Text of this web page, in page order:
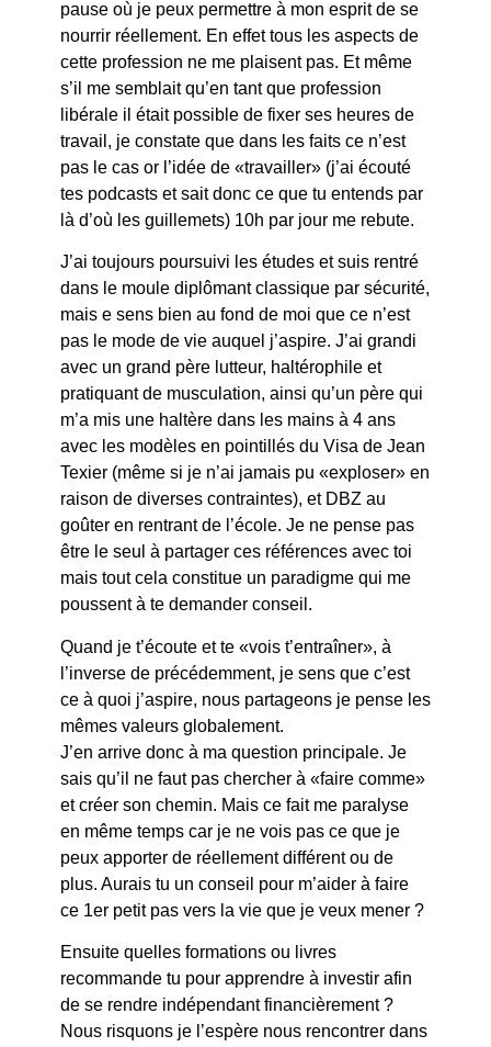
pause où je peux permettre à mon esprit de se
nourrir réellement. En effet tous les aspects de
cette profession ne me plaisent pas. Et même
s’il me semblait qu’en tant que profession
libérale il était possible de fixer ses heures de
travail, je constate que dans les faits ce n’est
pas le cas or l’idée de «travailler» (j’ai écouté
tes podcasts et sait donc ce que tu entends par
là d’où les guillemets) 10h par jour me rebute.
J’ai toujours poursuivi les études et suis rentré
dans le moule diplômant classique par sécurité,
mais e sens bien au fond de moi que ce n’est
pas le mode de vie auquel j’aspire. J’ai grandi
avec un grand père lutteur, haltérophile et
pratiquant de musculation, ainsi qu’un père qui
m’a mis une haltère dans les mains à 4 ans
avec les modèles en pointillés du Visa de Jean
Texier (même si je n’ai jamais pu «exploser» en
raison de diverses contraintes), et DBZ au
goûter en rentrant de l’école. Je ne pense pas
être le seul à partager ces références avec toi
mais tout cela constitue un paradigme qui me
poussent à te demander conseil.
Quand je t’écoute et te «vois t’entraîner», à
l’inverse de précédemment, je sens que c’est
ce à quoi j’aspire, nous partageons je pense les
mêmes valeurs globalement.
J’en arrive donc à ma question principale. Je
sais qu’il ne faut pas chercher à «faire comme»
et créer son chemin. Mais ce fait me paralyse
en même temps car je ne vois pas ce que je
peux apporter de réellement différent ou de
plus. Aurais tu un conseil pour m’aider à faire
ce 1er petit pas vers la vie que je veux mener ?
Ensuite quelles formations ou livres
recommande tu pour apprendre à investir afin
de se rendre indépendant financièrement ?
Nous risquons je l’espère nous rencontrer dans